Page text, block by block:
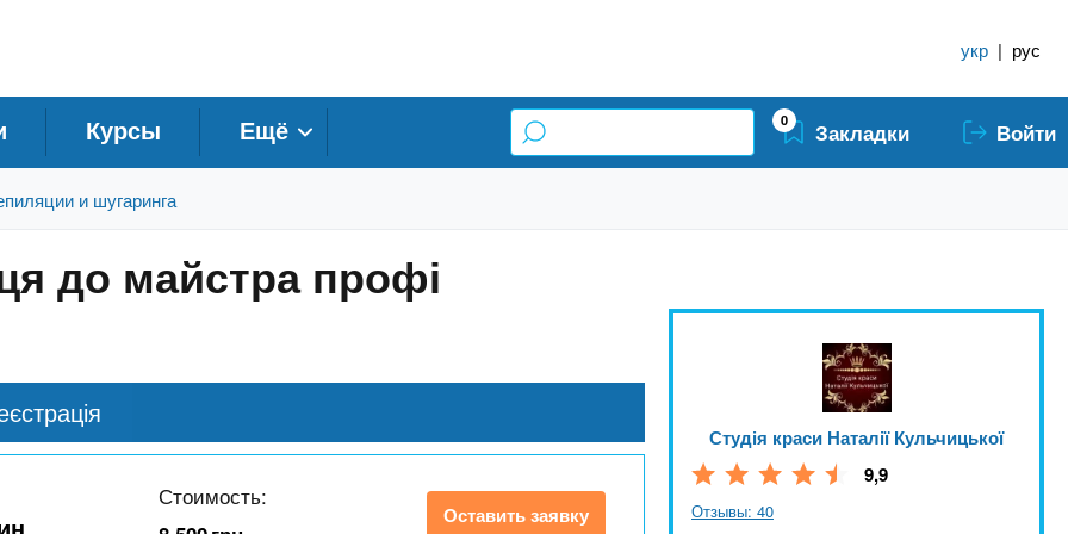
укр | рус
Курсы Ещё 0 Закладки Войти
и шугаринга
до майстра профі
Стоимость:
Оставить заявку
Студія краси Наталії Кульчицької
9,9
Отзывы: 40